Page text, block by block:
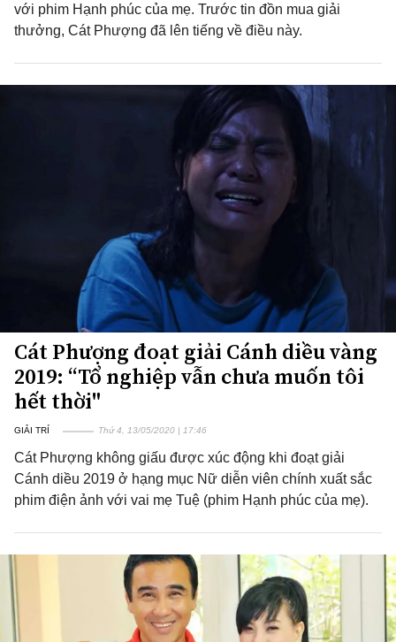
với phim Hạnh phúc của mẹ. Trước tin đồn mua giải
thưởng, Cát Phượng đã lên tiếng về điều này.
Cát Phượng đoạt giải Cánh diều vàng
2019: “Tổ nghiệp vẫn chưa muốn tôi
hết thời"
GIẢI TRÍ Thứ 4, 13/05/2020 | 17:46
Cát Phượng không giấu được xúc động khi đoạt giải
Cánh diều 2019 ở hạng mục Nữ diễn viên chính xuất sắc
phim điện ảnh với vai mẹ Tuệ (phim Hạnh phúc của mẹ).